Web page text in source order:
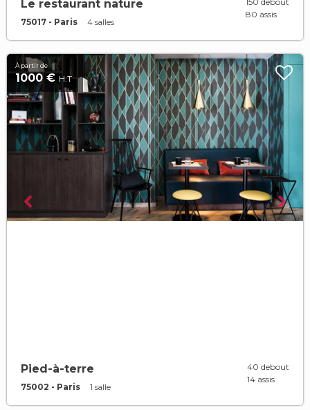
Le restaurant nature
75017 - Paris 4 salles
80 assis
À partir de
1000 € H.T
Pied-à-terre
75002 - Paris 1 salle
40 debout
14 assis